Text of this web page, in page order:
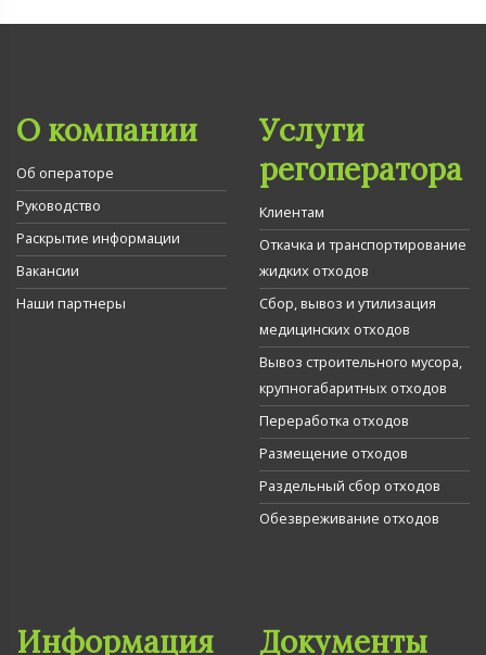
О компании
Об операторе
Руководство
Раскрытие информации
Вакансии
Наши партнеры
Услуги
регоператора
Клиентам
Откачка и транспортирование
жидких отходов
Сбор, вывоз и утилизация
медицинских отходов
Вывоз строительного мусора,
крупногабаритных отходов
Переработка отходов
Размещение отходов
Раздельный сбор отходов
Обезвреживание отходов
Информация Документы